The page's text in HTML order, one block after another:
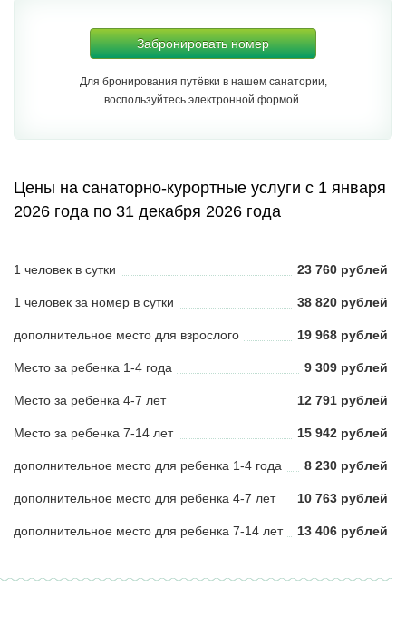
Забронировать номер
Для бронирования путёвки в нашем санатории,
воспользуйтесь электронной формой.
Цены на санаторно-курортные услуги с 1 января
2026 года по 31 декабря 2026 года
23 760 рублей
1 человек в сутки
38 820 рублей
1 человек за номер в сутки
19 968 рублей
дополнительное место для взрослого
9 309 рублей
Место за ребенка 1-4 года
12 791 рублей
Место за ребенка 4-7 лет
15 942 рублей
Место за ребенка 7-14 лет
8 230 рублей
дополнительное место для ребенка 1-4 года
10 763 рублей
дополнительное место для ребенка 4-7 лет
13 406 рублей
дополнительное место для ребенка 7-14 лет